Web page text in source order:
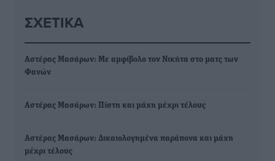
ΣΧΕΤΙΚΆ
Αστέρας Μασάρων: Με αμφίβολο τον Νικήτα στο ματς των
Φανών
Αστέρας Μασάρων: Πίστη και μάχη μέχρι τέλους
Αστέρας Μασάρων: Δικαιολογημένα παράπονα και μάχη
μέχρι τέλους